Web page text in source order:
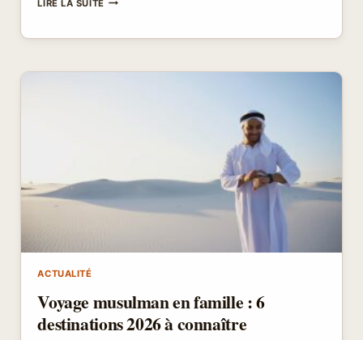
LIRE LA SUITE
FIABLE
TOUT
ACTUALITÉ
Voyage musulman en famille : 6
destinations 2026 à connaître